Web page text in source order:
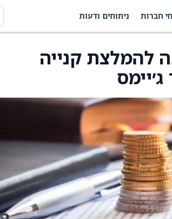
חברות ניתוחים ודעות
להמלצת קנייה